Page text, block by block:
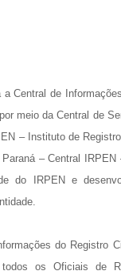
Central de
meio da Central de
– Instituto de
– Central
do IRPEN e
do Registro
todos os Oficiais de